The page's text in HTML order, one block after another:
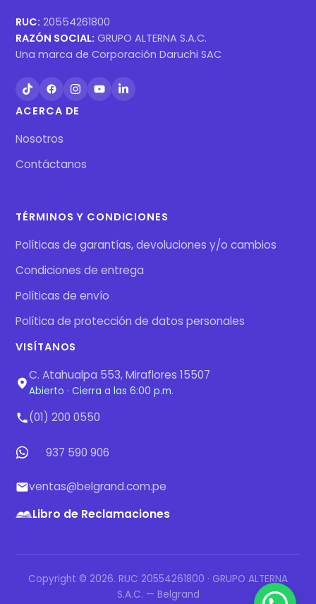
RUC: 20554261800
RAZÓN SOCIAL: GRUPO ALTERNA S.A.C.
Una marca de Corporación Daruchi SAC
ACERCA DE
Nosotros
Contáctanos
TÉRMINOS Y CONDICIONES
Políticas de garantías, devoluciones y/o cambios
Condiciones de entrega
Políticas de envío
Política de protección de datos personales
VISÍTANOS
C. Atahualpa 553, Miraflores 15507
Abierto · Cierra a las 6:00 p.m.
(01) 200 0550
937 590 906
ventas@belgrand.com.pe
Libro de Reclamaciones
Copyright © 2026. RUC 20554261800 · GRUPO ALTERNA
S.A.C. — Belgrand